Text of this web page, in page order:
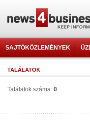
SAJTÓKÖZLEMÉNYEK
TALÁLATOK
Találatok száma: 0